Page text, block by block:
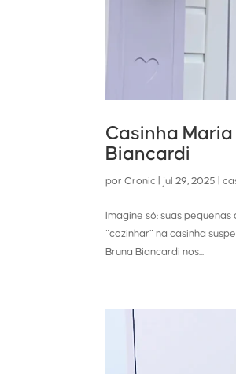
Casinha
Biancardi
porCronic jul 29, 2025 |
Imagine só: suas
“cozinhar” na casinha
Bruna Biancardi nos...